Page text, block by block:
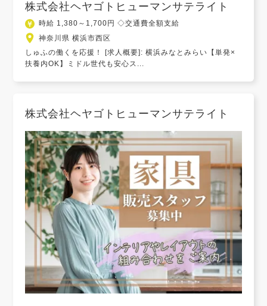
株式会社ヘヤゴトヒューマンサテライト
時給 1,380～1,700円 ◇交通費全額支給
神奈川県 横浜市西区
しゅふの働くを応援！ [求人概要]: 横浜みなとみらい【単発×
扶養内OK】ミドル世代も安心ス...
株式会社ヘヤゴトヒューマンサテライト